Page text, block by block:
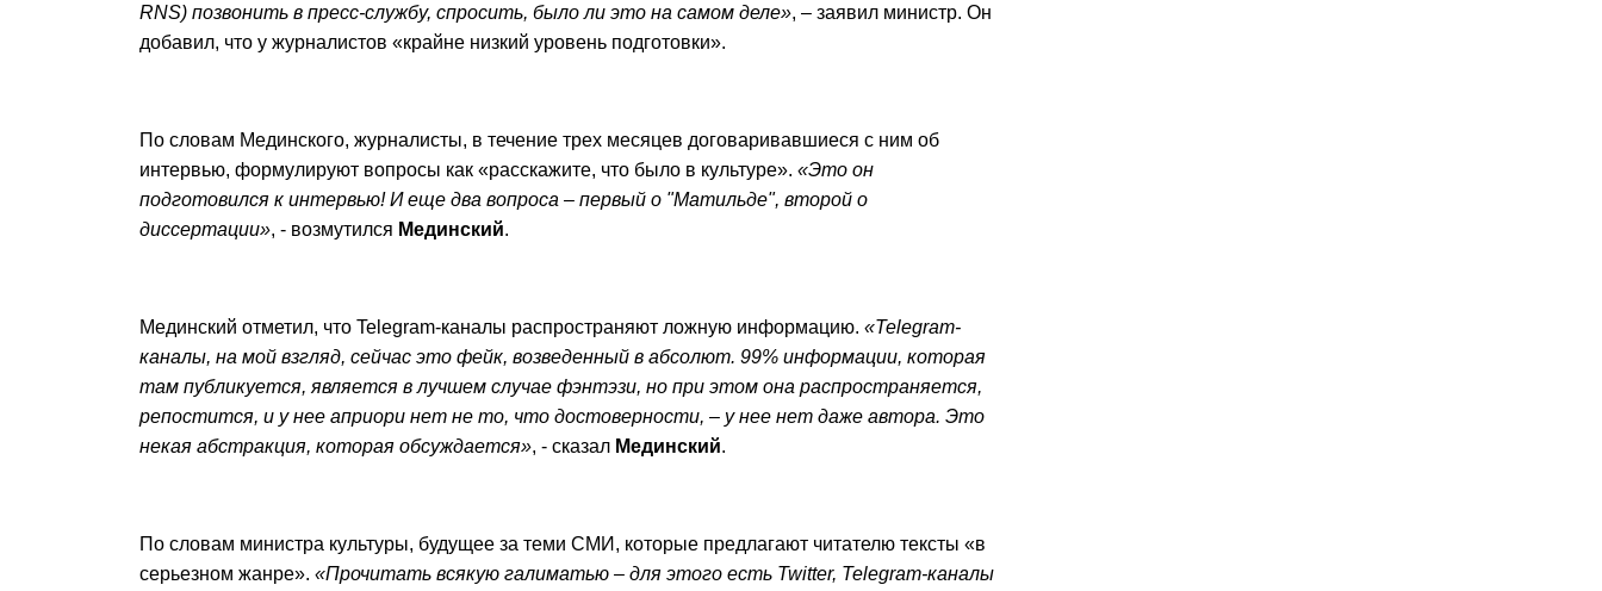
RNS) позвонить в пресс-службу, спросить, было ли это на самом деле», – заявил министр. Он
добавил, что у журналистов «крайне низкий уровень подготовки».
По словам Мединского, журналисты, в течение трех месяцев договаривавшиеся с ним об
интервью, формулируют вопросы как «расскажите, что было в культуре». «Это он
подготовился к интервью! И еще два вопроса – первый о "Матильде", второй о
диссертации», - возмутился Мединский.
Мединский отметил, что Telegram-каналы распространяют ложную информацию. «Telegram-
каналы, на мой взгляд, сейчас это фейк, возведенный в абсолют. 99% информации, которая
там публикуется, является в лучшем случае фэнтэзи, но при этом она распространяется,
репостится, и у нее априори нет не то, что достоверности, – у нее нет даже автора. Это
некая абстракция, которая обсуждается», - сказал Мединский.
По словам министра культуры, будущее за теми СМИ, которые предлагают читателю тексты «в
серьезном жанре». «Прочитать всякую галиматью – для этого есть Twitter, Telegram-каналы